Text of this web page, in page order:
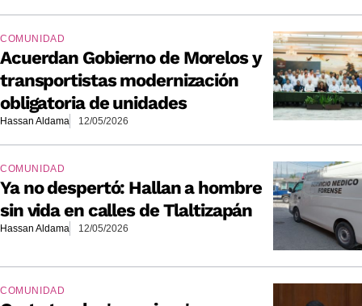
COMUNIDAD
Acuerdan Gobierno de Morelos y
transportistas modernización
obligatoria de unidades
Hassan Aldama 12/05/2026
COMUNIDAD
Ya no despertó: Hallan a hombre
sin vida en calles de Tlaltizapán
Hassan Aldama 12/05/2026
COMUNIDAD